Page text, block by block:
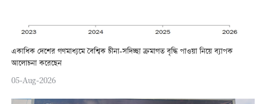
একাধিক দেশের গণমাধ্যমে বৈশ্বিক চীনা-সদিচ্ছা ক্রমাগত বৃদ্ধি পাওয়া নিয়ে ব্যাপক
আলোচনা করেছেন
05-Aug-2026